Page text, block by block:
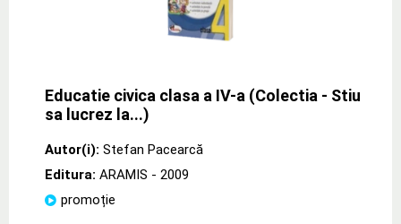
Educatie civica clasa a IV-a (Colectia - Stiu
sa lucrez la...)
Autor(i): Stefan Pacearcă
Editura: ARAMIS - 2009
promoție